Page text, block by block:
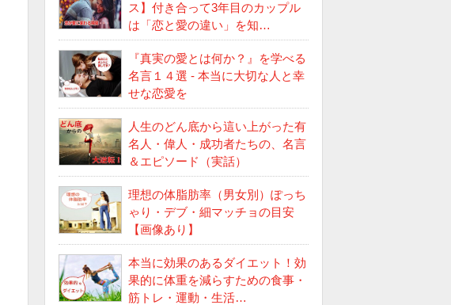
ス】付き合って3年目のカップル
は「恋と愛の違い」を知…
『真実の愛とは何か？』を学べる
名言１４選 - 本当に大切な人と幸
せな恋愛を
人生のどん底から這い上がった有
名人・偉人・成功者たちの、名言
＆エピソード（実話）
理想の体脂肪率（男女別）ぽっち
ゃり・デブ・細マッチョの目安
【画像あり】
本当に効果のあるダイエット！効
果的に体重を減らすための食事・
筋トレ・運動・生活…